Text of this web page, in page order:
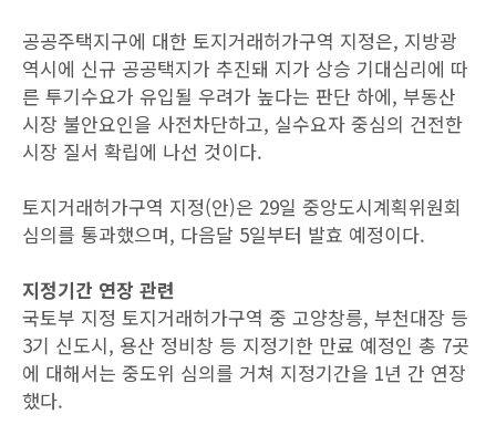
공공주택지구에 대한 토지거래허가구역 지정은, 지방광
역시에 신규 공공택지가 추진돼 지가 상승 기대심리에 따
른 투기수요가 유입될 우려가 높다는 판단 하에, 부동산
시장 불안요인을 사전차단하고, 실수요자 중심의 건전한
시장 질서 확립에 나선 것이다.
토지거래허가구역 지정(안)은 29일 중앙도시계획위원회
심의를 통과했으며, 다음달 5일부터 발효 예정이다.
지정기간 연장 관련
국토부 지정 토지거래허가구역 중 고양창릉, 부천대장 등
3기 신도시, 용산 정비창 등 지정기한 만료 예정인 총 7곳
에 대해서는 중도위 심의를 거쳐 지정기간을 1년 간 연장
했다.